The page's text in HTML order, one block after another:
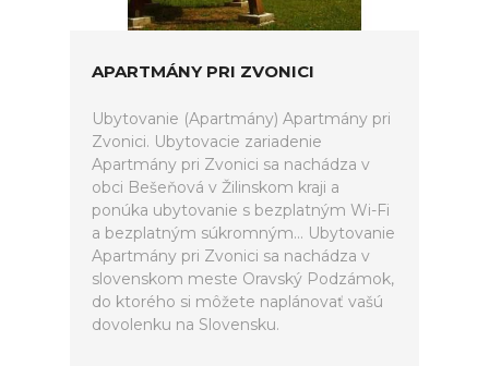
APARTMÁNY PRI ZVONICI
Ubytovanie (Apartmány) Apartmány pri
Zvonici. Ubytovacie zariadenie
Apartmány pri Zvonici sa nachádza v
obci Bešeňová v Žilinskom kraji a
ponúka ubytovanie s bezplatným Wi-Fi
a bezplatným súkromným... Ubytovanie
Apartmány pri Zvonici sa nachádza v
slovenskom meste Oravský Podzámok,
do ktorého si môžete naplánovať vašú
dovolenku na Slovensku.